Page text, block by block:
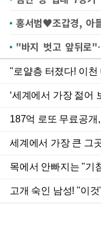
홍서범♥조갑경, 아
"바지 벗고 앞뒤로